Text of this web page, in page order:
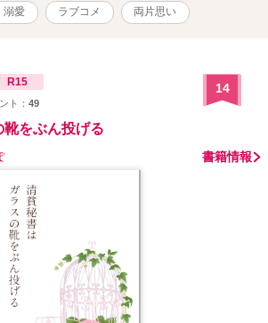
）。 無意識にイチャイチャしたりもだもだ
してます。 ☆結婚以降R18的表現が出てきま
いです？」 「コワモテ消防士は、「元」
契約って、溺愛って意味でしたっけ？〜キ
契約婚は、ひたすらに平行線のようで
溺愛 ラブコメ 両片思い
R15
ト： 49
14
をぶん投げる
書籍情報